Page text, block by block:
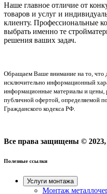
Наше главное отличие от
товаров и услуг и
клиенту. Профессиональные
выбрать именно те
решения ваших задач.
Обращаем Ваше внимание на то, что
исключительно информационный
информационные материалы и цены,
публичной офертой, определяемой
Гражданского кодекса РФ.
Все права защищены ©
Полезные ссылки
Услуги монтажа
Монтаж